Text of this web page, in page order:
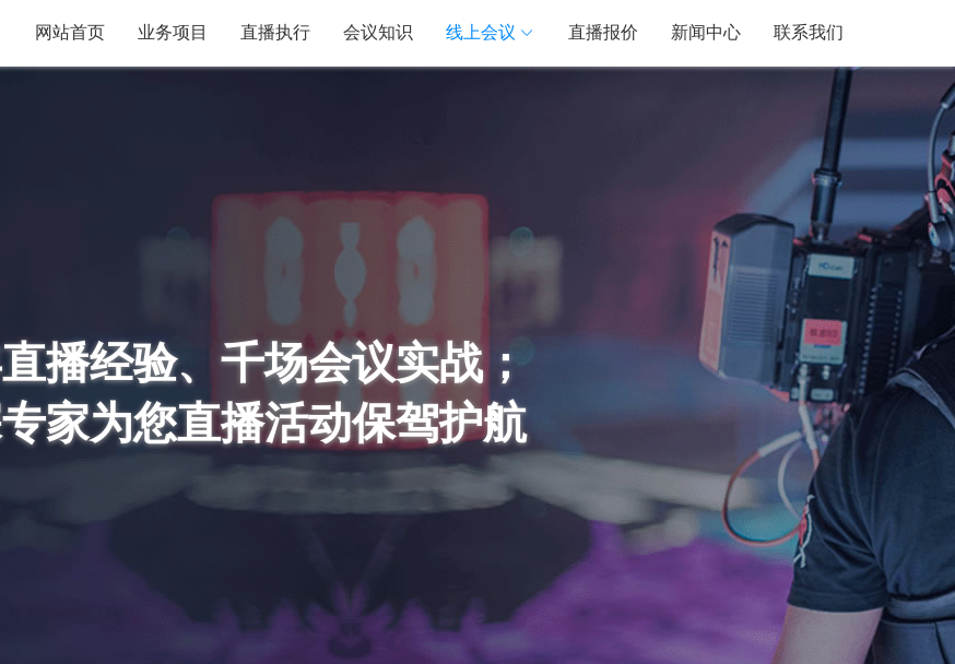
网站首页 业务项目 直播执行 会议知识 线上会议 直播报价 新闻中心 联系我们
播经验、千场会议实战；
家为您直播活动保驾护航